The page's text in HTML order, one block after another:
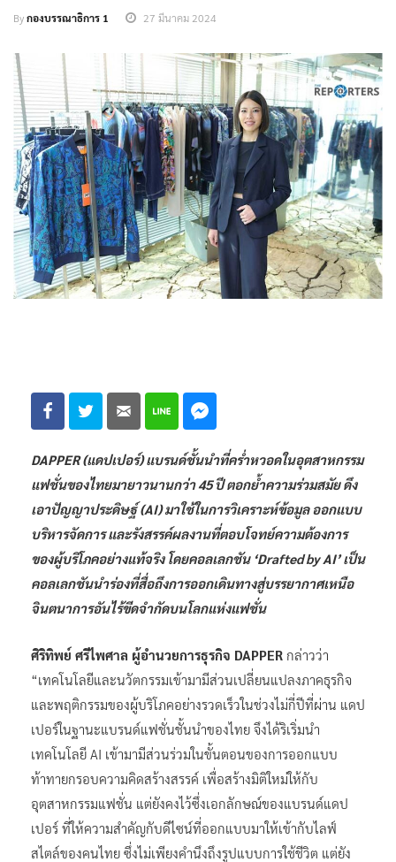
Byกองบรรณาธิการ 1 27 มีนาคม 2024
DAPPER (แดปเปอร์) แบรนด์ชั้นนำที่คร่ำหวอดในอุตสาหกรรม
แฟชั่นของไทยมายาวนานกว่า 45 ปี ตอกย้ำความร่วมสมัย ดึง
เอาปัญญาประดิษฐ์ (AI) มาใช้ในการวิเคราะห์ข้อมูล ออกแบบ
บริหารจัดการ และรังสรรค์ผลงานที่ตอบโจทย์ความต้องการ
ของผู้บริโภคอย่างแท้จริง โดยคอลเลกชัน ‘Drafted by AI’ เป็น
คอลเลกชันนำร่องที่สื่อถึงการออกเดินทางสู่บรรยากาศเหนือ
จินตนาการอันไร้ขีดจำกัดบนโลกแห่งแฟชั่น
ศิริทิพย์ ศรีไพศาล ผู้อำนวยการธุรกิจ DAPPER กล่าวว่า
“เทคโนโลยีและนวัตกรรมเข้ามามีส่วนเปลี่ยนแปลงภาคธุรกิจ
และพฤติกรรมของผู้บริโภคอย่างรวดเร็วในช่วงไม่กี่ปีที่ผ่าน แดป
เปอร์ในฐานะแบรนด์แฟชั่นชั้นนำของไทย จึงได้ริเริ่มนำ
เทคโนโลยี AI เข้ามามีส่วนร่วมในขั้นตอนของการออกแบบ
ท้าทายกรอบความคิดสร้างสรรค์ เพื่อสร้างมิติใหม่ให้กับ
อุตสาหกรรมแฟชั่น แต่ยังคงไว้ซึ่งเอกลักษณ์ของแบรนด์แดป
เปอร์ ที่ให้ความสำคัญกับดีไซน์ที่ออกแบบมาให้เข้ากับไลฟ์
สไตล์ของคนไทย ซึ่งไม่เพียงคำนึงถึงรูปแบบการใช้ชีวิต แต่ยัง